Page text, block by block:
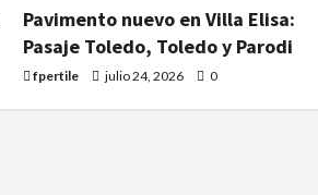
Pavimento nuevo en Villa Elisa:
Pasaje Toledo, Toledo y Parodi
fpertile julio 24, 2026 0